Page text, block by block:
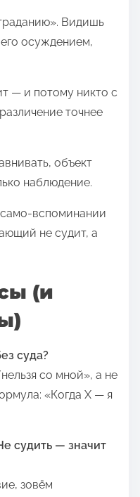
Видишь
осуждением,
— и потому никто с
точнее
объект
наблюдение.
вспоминании
не судит, а
(и
суда?
со мной», а не
«Когда Х — я
судить — значит
зовём